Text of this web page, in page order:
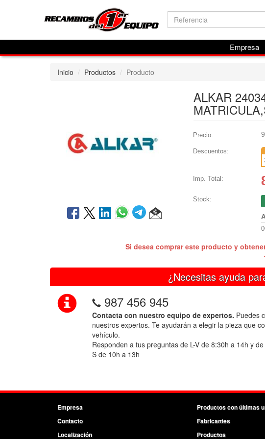
Empresa
Inicio Productos Producto
ALKAR
Precio:
Descuentos:
Imp. Total:
Stock:
Si desea comprar este producto y
¿Necesitas ayuda
987 456 945
Contacta con nuestro equipo de expertos. Puedes
nuestros expertos. Te ayudarán a elegir la pieza que
vehículo.
Responden a tus preguntas de L-V de 8:30h a 14h y
S de 10h a 13h
Empresa
Contacto
Localización
Productos con últimas
Fabricantes
Productos